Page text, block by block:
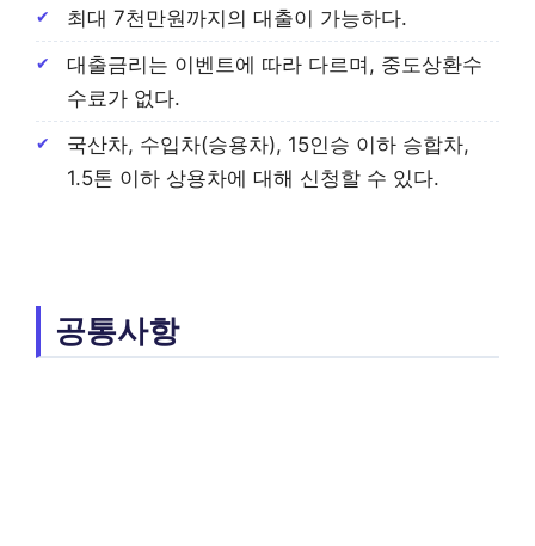
최대 7천만원까지의 대출이 가능하다.
대출금리는 이벤트에 따라 다르며, 중도상환수
수료가 없다.
국산차, 수입차(승용차), 15인승 이하 승합차,
1.5톤 이하 상용차에 대해 신청할 수 있다.
공통사항